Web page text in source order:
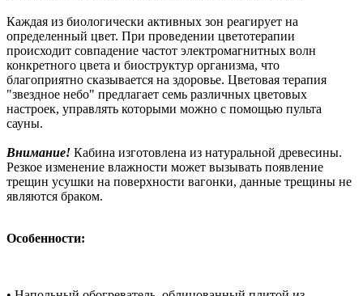
Каждая из биологически активных зон реагирует на
определенный цвет. При проведении цветотерапии
происходит совпадение частот электромагнитных волн
конкретного цвета и биоструктур организма, что
благоприятно сказывается на здоровье. Цветовая терапия
"звездное небо" предлагает семь различных цветовых
настроек, управлять которыми можно с помощью пульта
сауны.
Внимание! Кабина изготовлена из натуральной древесины.
Резкое изменение влажности может вызывать появление
трещин усушки на поверхности вагонки, данные трещины не
являются браком.
Особенности: